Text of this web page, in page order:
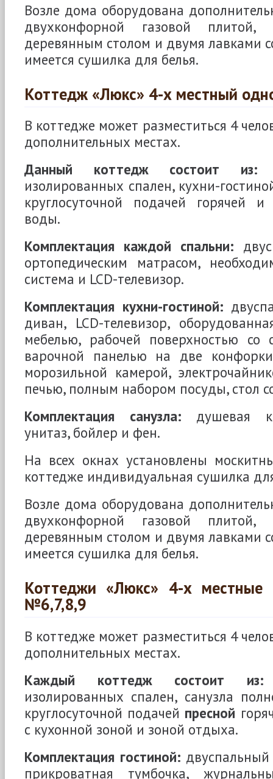
Возле дома оборудована
двухконфорной газовой
деревянным столом и двумя лавками
имеется сушилка для белья.
Коттедж «Люкс» 4-х местный
В коттедже может разместиться 4
дополнительных местах.
Данный коттедж состоит из:
изолированных спален, кухни-
круглосуточной подачей горячей
воды.
Комплектация каждой спальни:
ортопедическим матрасом,
система и LCD-телевизор.
Комплектация кухни-гостиной:
диван, LCD-телевизор,
мебелью, рабочей поверхностью со
варочной панелью на две
морозильной камерой,
печью, полным набором посуды, стол
Комплектация санузла: душевая
унитаз, бойлер и фен.
На всех окнах установлены
коттедже индивидуальная сушилка
Возле дома оборудована
двухконфорной газовой
деревянным столом и двумя лавками
имеется сушилка для белья.
Коттеджи «Люкс» 4-х
№6,7,8,9
В коттедже может разместиться 4
дополнительных местах.
Каждый коттедж состоит из:
изолированных спален, санузла
круглосуточной подачей пресной
с кухонной зоной и зоной отдыха.
Комплектация гостиной:
прикроватная тумбочка,